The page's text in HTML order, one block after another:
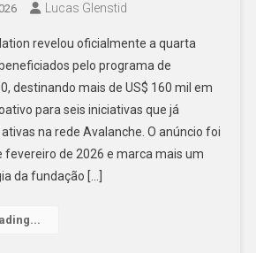
Lucas Glenstid
revelou oficialmente a quarta
pelo programa de
destinando mais de US$ 160 mil em
para seis iniciativas que já
na rede Avalanche. O anúncio foi
fevereiro de 2026 e marca mais um
da fundação […]